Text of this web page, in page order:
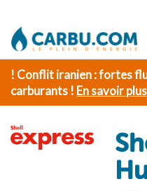
! Conflit iranien : fortes
carburants ! En savoir